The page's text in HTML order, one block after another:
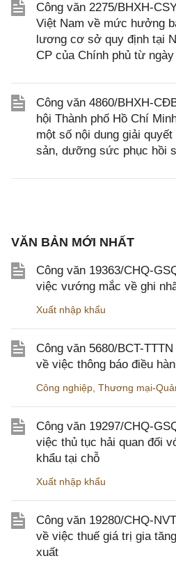
Công văn 2275/BHXH-
Việt Nam về mức hưởng
lương cơ sở quy định tại
CP của Chính phủ từ
Công văn 4860/BHXH-
hội Thành phố Hồ Chí
một số nội dung giải
sản, dưỡng sức phục hồi
VĂN BẢN MỚI NHẤT
Công văn 19363/CHQ-
việc vướng mắc về ghi
Xuất nhập khẩu
Công văn 5680/BCT-
về việc thông báo điều
Công nghiệp Thương mại-
Công văn 19297/CHQ-
việc thủ tục hải quan đối
khẩu tại chỗ
Xuất nhập khẩu
Công văn 19280/CHQ-
về việc thuế giá trị gia
xuất